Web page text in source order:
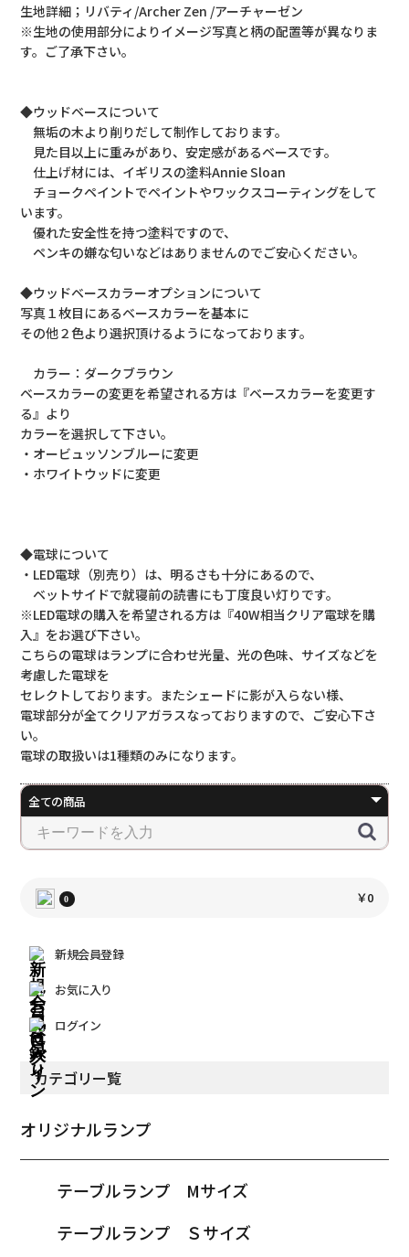
0 ￥0
新規会員登録
お気に入り
ログイン
カテゴリー覧
オリジナルランプ
テーブルランプ Mサイズ
テーブルランプ Ｓサイズ
生地詳細；リバティ/Archer Zen /アーチャーゼン
※生地の使用部分によりイメージ写真と柄の配置等が異なりま
す。ご了承下さい。
◆ウッドベースについて
無垢の木より削りだして制作しております。
見た目以上に重みがあり、安定感があるベースです。
仕上げ材には、イギリスの塗料Annie Sloan
チョークペイントでペイントやワックスコーティングをして
います。
優れた安全性を持つ塗料ですので、
ペンキの嫌な匂いなどはありませんのでご安心ください。
◆ウッドベースカラーオプションについて
写真１枚目にあるベースカラーを基本に
その他２色より選択頂けるようになっております。
カラー：ダークブラウン
ベースカラーの変更を希望される方は『ベースカラーを変更す
る』より
カラーを選択して下さい。
・オービュッソンブルーに変更
・ホワイトウッドに変更
◆電球について
・LED電球（別売り）は、明るさも十分にあるので、
ベットサイドで就寝前の読書にも丁度良い灯りです。
※LED電球の購入を希望される方は『40W相当クリア電球を購
入』をお選び下さい。
こちらの電球はランプに合わせ光量、光の色味、サイズなどを
考慮した電球を
セレクトしております。またシェードに影が入らない様、
電球部分が全てクリアガラスなっておりますので、ご安心下さ
い。
電球の取扱いは1種類のみになります。